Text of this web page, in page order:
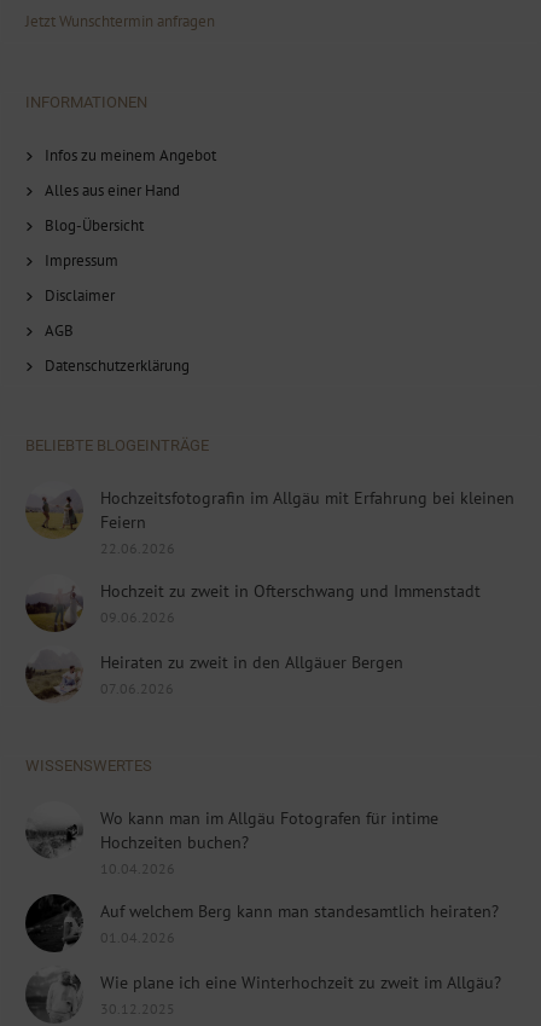
Jetzt Wunschtermin anfragen
INFORMATIONEN
Infos zu meinem Angebot
Alles aus einer Hand
Blog-Übersicht
Impressum
Disclaimer
AGB
Datenschutzerklärung
BELIEBTE BLOGEINTRÄGE
Hochzeitsfotografin im Allgäu mit Erfahrung bei kleinen
Feiern
22.06.2026
Hochzeit zu zweit in Ofterschwang und Immenstadt
09.06.2026
Heiraten zu zweit in den Allgäuer Bergen
07.06.2026
WISSENSWERTES
Wo kann man im Allgäu Fotografen für intime
Hochzeiten buchen?
10.04.2026
Auf welchem Berg kann man standesamtlich heiraten?
01.04.2026
Wie plane ich eine Winterhochzeit zu zweit im Allgäu?
30.12.2025